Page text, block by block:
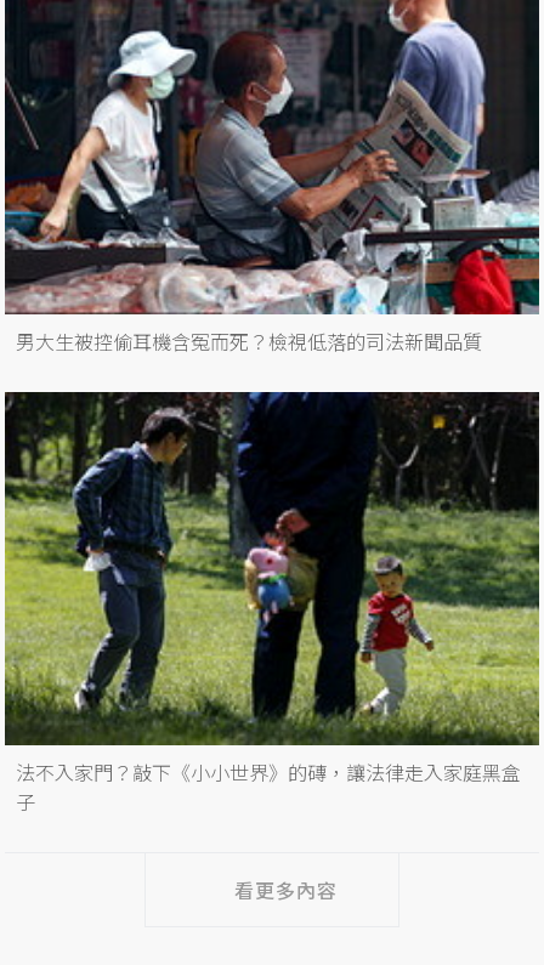
男大生被控偷耳機含冤而死？檢視低落的司法新聞品質
法不入家門？敲下《小小世界》的磚，讓法律走入家庭黑盒
子
看更多內容